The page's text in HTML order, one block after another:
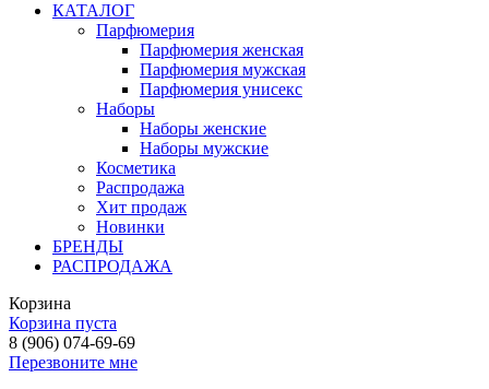
КАТАЛОГ
Парфюмерия
Парфюмерия женская
Парфюмерия мужская
Парфюмерия унисекс
Наборы
Наборы женские
Наборы мужские
Косметика
Распродажа
Хит продаж
Новинки
БРЕНДЫ
РАСПРОДАЖА
Корзина
Корзина пуста
8 (906) 074-69-69
Перезвоните мне